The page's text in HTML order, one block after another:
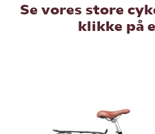
Se vores store
klikke på